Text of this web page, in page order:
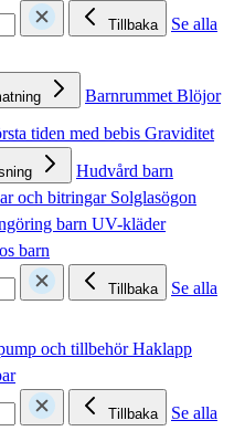
Tillbaka
Se alla
BarnrummetBlöjor
tiden med bebis Graviditet
Hudvård barn
och bitringar Solglasögon
barn UV-kläder
barn
Tillbaka
Se alla
och tillbehörHaklapp
Tillbaka
Se alla